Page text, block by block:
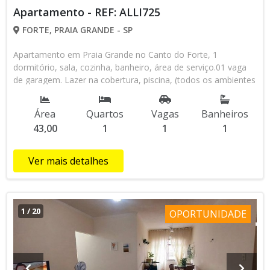
Apartamento - REF: ALLI725
FORTE, PRAIA GRANDE - SP
Apartamento em Praia Grande no Canto do Forte, 1
dormitório, sala, cozinha, banheiro, área de serviço.01 vaga
de garagem. Lazer na cobertura, piscina, (todos os ambientes
de lazer fechados tem ar condicionado) academia, salão de
jogos, salão de festas com varanda gourmet e churrasqueira.
Condiçãode Pagamento: Á Vista ou Financiamento Bancário.
Localizado há 700 metros da Praia, próximo de padarias,
posto de saúde, comércio, entre outros. Agende uma visita
com um dos nossos corretores através do WhatsApp (13)
Área
43,00
Quartos
1
Vagas
1
Banheiros
1
Ver mais detalhes
1 /20 OPORTUNIDADE